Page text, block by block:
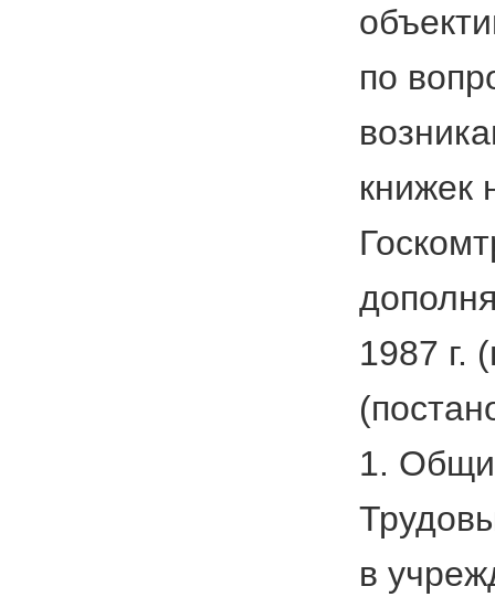
по
книжек
1987 г.
1.
в